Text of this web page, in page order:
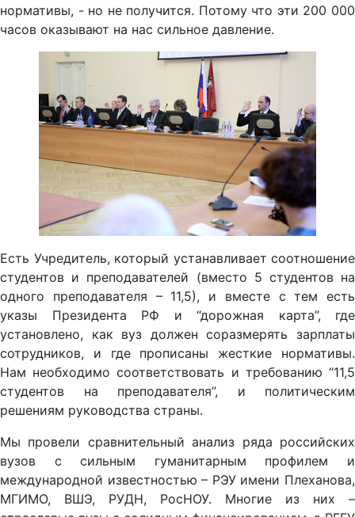
нормативы, - но не получится. Потому что эти 200 000
часов оказывают на нас сильное давление.
Есть Учредитель, который устанавливает соотношение
студентов и преподавателей (вместо 5 студентов на
одного преподавателя – 11,5), и вместе с тем есть
указы Президента РФ и “дорожная карта”, где
установлено, как вуз должен соразмерять зарплаты
сотрудников, и где прописаны жесткие нормативы.
Нам необходимо соответствовать и требованию “11,5
студентов на преподавателя”, и политическим
решениям руководства страны.
Мы провели сравнительный анализ ряда российских
вузов с сильным гуманитарным профилем и
международной известностью – РЭУ имени Плеханова,
МГИМО, ВШЭ, РУДН, РосНОУ. Многие из них –